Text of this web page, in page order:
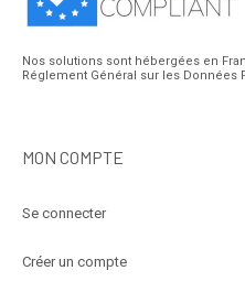
Nos solutions sont hébergées en
Réglement Général sur les Données
MON COMPTE
Se connecter
Créer un compte